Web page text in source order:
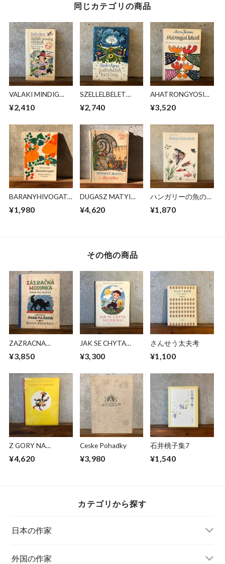
同じカテゴリの商品
VALAKI MINDIG
¥2,410
SZELLELBELET
¥2,740
AHATRONGYOSI
¥3,520
BARANYHIVOGAT
¥1,980
DUGASZ MATYI
¥4,620
ハンガリーの魚の
HALACSKAK
¥1,870
その他の商品
ZAZRACNA
¥3,850
JAK SE CHYTA
¥3,300
さんせう太夫考
¥1,100
Z GORY NA
¥4,620
Ceske Pohadky
¥3,980
石井桃子集7
¥1,540
カテゴリから探す
日本の作家
外国の作家